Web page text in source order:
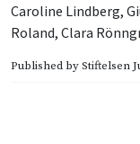
Caroline Lindberg,
Roland, Clara
Published byStiftelsen